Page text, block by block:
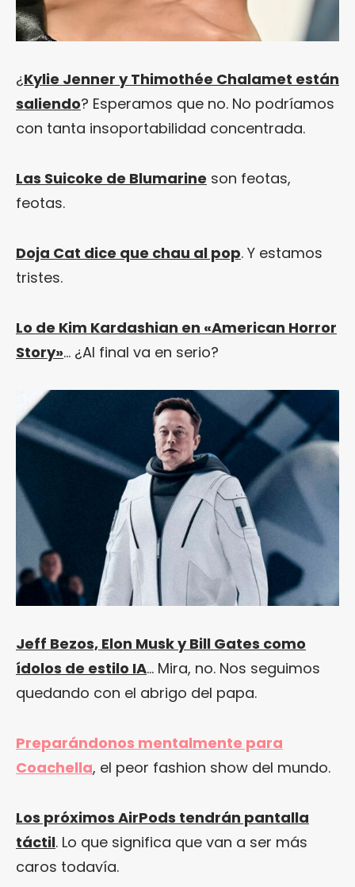
¿Kylie Jenner y Thimothée Chalamet están
saliendo? Esperamos que no. No podríamos
con tanta insoportabilidad concentrada.
Las Suicoke de Blumarine son feotas,
feotas.
Doja Cat dice que chau al pop. Y estamos
tristes.
Lo de Kim Kardashian en «American Horror
Story»… ¿Al final va en serio?
Jeff Bezos, Elon Musk y Bill Gates como
ídolos de estilo IA… Mira, no. Nos seguimos
quedando con el abrigo del papa.
Preparándonos mentalmente para
Coachella, el peor fashion show del mundo.
Los próximos AirPods tendrán pantalla
táctil. Lo que significa que van a ser más
caros todavía.